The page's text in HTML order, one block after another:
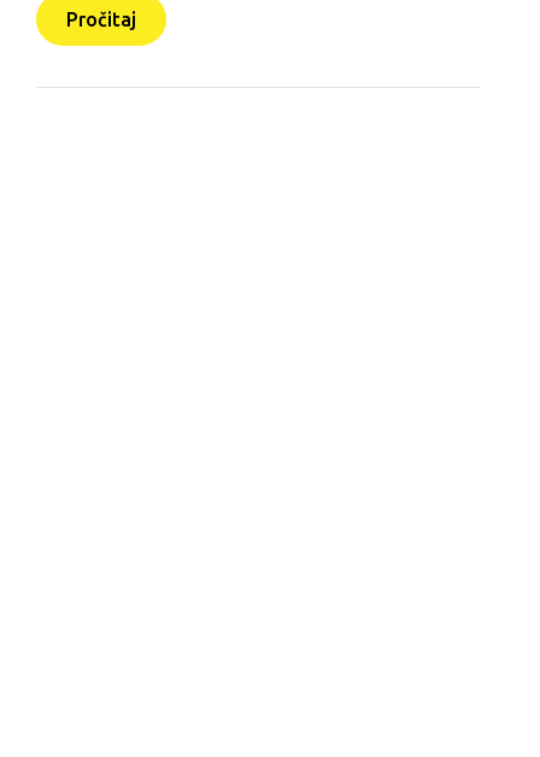
triju aplikacija: Pomozimo zajedno (javna), HUMH HUB i
HUMH GO (obje interne).
Pročitaj